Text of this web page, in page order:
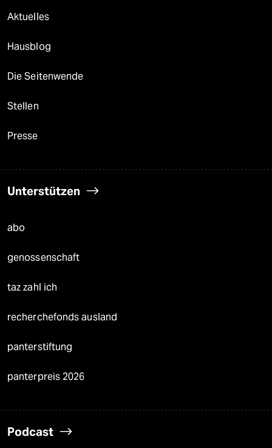
Aktuelles
Hausblog
Die Seitenwende
Stellen
Presse
Unterstützen
abo
genossenschaft
taz zahl ich
recherchefonds ausland
panterstiftung
panterpreis 2026
Podcast